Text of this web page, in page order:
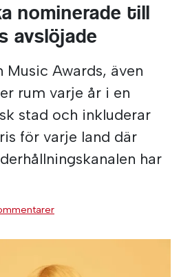
nominerade till
avslöjade
Music Awards, även
rum varje år i en
stad och inkluderar
för varje land där
har